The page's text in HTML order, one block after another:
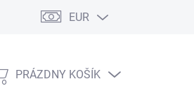
EUR
NÁKUPNÝ
PRÁZDNY KOŠÍK